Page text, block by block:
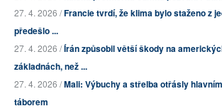
27. 4. 2026 /Francie tvrdí, že klima bylo staženo z
předešlo ...
27. 4. 2026 /Írán způsobil větší škody na
základnách, než ...
27. 4. 2026 /Mali: Výbuchy a střelba otřásly
táborem